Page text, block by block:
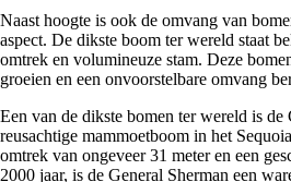
Naast hoogte is ook de omvang van
aspect. De dikste boom ter wereld staat
omtrek en volumineuze stam. Deze
groeien en een onvoorstelbare omvang
Een van de dikste bomen ter wereld is de
reusachtige mammoetboom in het
omtrek van ongeveer 31 meter en een
2000 jaar, is de General Sherman een